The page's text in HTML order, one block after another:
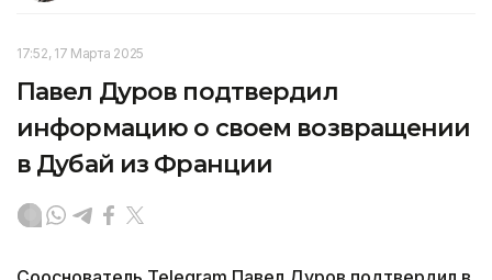
17:52, 17 Марта 2025
Павел Дуров подтвердил
информацию о своем возвращении
в Дубай из Франции